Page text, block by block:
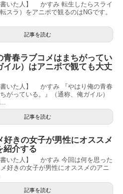
書いた人】 かすみ 転生したらスライ
スラ）をアニポで観るのはNGです。
記事を読む
青春ラブコメはまちがってい
イル）はアニポで観ても大丈
書いた人】 かすみ 『やはり俺の青春
がっている。』（通称、俺ガイル）
記事を読む
好きの女子が男性にオススメ
紹介する
書いた人】 かすみ 今回は何を思った
好きの女子が男性にオススメのアニ
記事を読む